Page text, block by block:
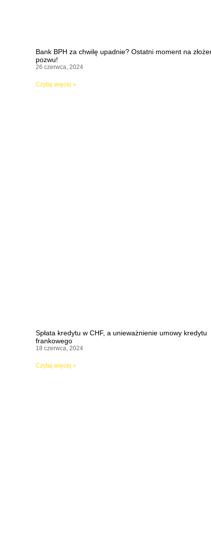
Bank BPH za chwilę upadnie? Ostatni moment na
pozwu!
26 czerwca, 2024
Czytaj więcej »
Spłata kredytu w CHF, a unieważnienie umowy kredytu
frankowego
18 czerwca, 2024
Czytaj więcej »